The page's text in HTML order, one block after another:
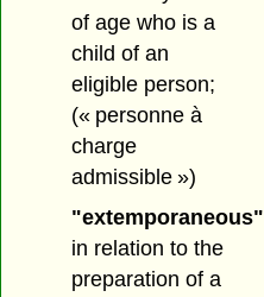
of age who is a
child of an
eligible person;
(« personne à
charge
admissible »)
"extemporaneous"
in relation to the
preparation of a